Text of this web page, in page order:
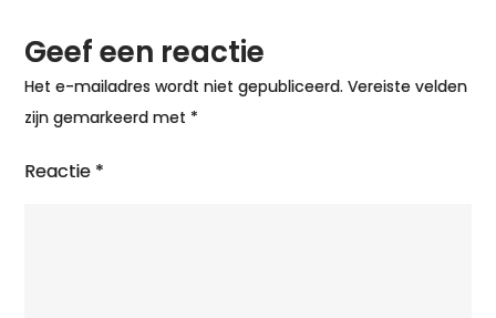
Geef een reactie
Het e-mailadres wordt niet gepubliceerd. Vereiste velden
zijn gemarkeerd met *
Reactie *